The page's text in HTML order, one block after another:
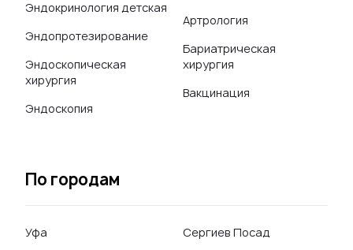
Эндокринология детская
Эндопротезирование
Эндоскопическая
хирургия
Эндоскопия
Артрология
Бариатрическая
хирургия
Вакцинация
По городам
Уфа
Сергиев Посад